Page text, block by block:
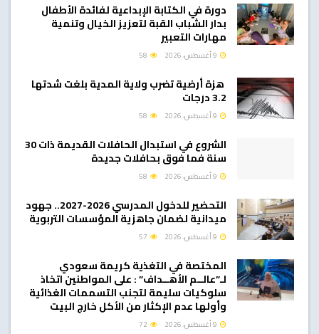
دورة في الكتابة الإبداعية لفائدة الأطفال
بدار الشباب القبة لتعزيز الخيال وتنمية
مهارات التعبير
هزة أرضية تضرب ولاية المدية بلغت شدتها
3.2 درجات
الشروع في استبدال الحافلات القديمة ذات 30
سنة فما فوق بحافلات جديدة
التحضير للدخول المدرسي 2026-2027.. جهود
ميدانية لضمان جاهزية المؤسسات التربوية
المختصة في التغذية كريمة سعودي
لـ”عالــم الأهــداف” : على المواطنين اتخاذ
سلوكيات سليمة لتجنب التسممات الغذائية
وأولها عدم الإكثار من الأكل خارج البيت